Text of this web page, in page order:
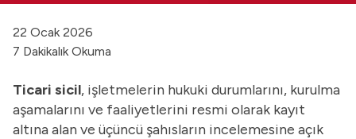
22 Ocak 2026
7 Dakikalık Okuma
Ticari sicil, işletmelerin hukuki durumlarını, kurulma
aşamalarını ve faaliyetlerini resmi olarak kayıt
altına alan ve üçüncü şahısların incelemesine açık